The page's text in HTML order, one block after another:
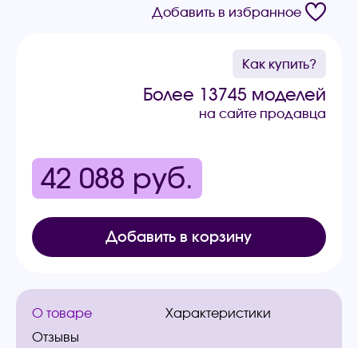
Добавить в избранное
Как купить?
Более 13745 моделей
на сайте продавца
42 088 руб.
Добавить в корзину
О товаре
Характеристики
Отзывы